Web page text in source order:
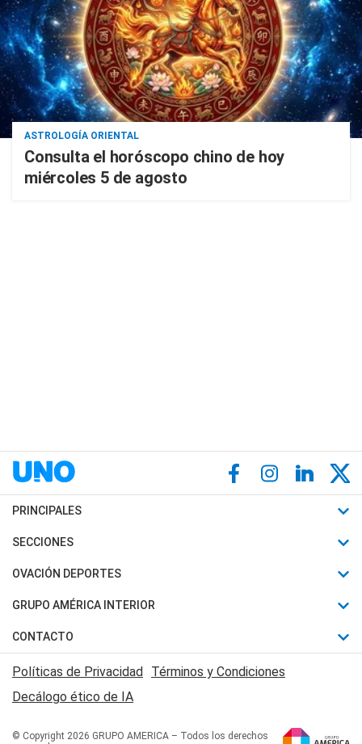
ASTROLOGÍA ORIENTAL
Consulta el horóscopo chino de hoy
miércoles 5 de agosto
PRINCIPALES
Últimas Noticias
Política
Judiciales
Economia
SECCIONES
Horóscopo
Motores
Trucos caseros
Series y Películas
Edictos y Solicitadas
OVACIÓN DEPORTES
Fútbol
Mundial
Automovilismo
Rugby
Básquet
GRUPO AMÉRICA INTERIOR
Canal 7 en Vivo
San Juan 8
CONTACTO
Acerca de Nosotros
Contactanos
Políticas de Privacidad
Términos y Condiciones
Decálogo ético de IA
© Copyright 2026 GRUPO AMERICA – Todos los derechos